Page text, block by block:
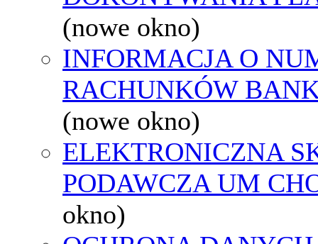
(nowe okno)
INFORMACJA O
RACHUNKÓW
(nowe okno)
ELEKTRONICZNA
PODAWCZA UM
okno)